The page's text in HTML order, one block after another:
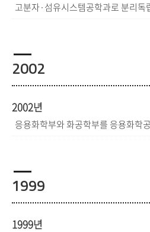
고분자·섬유시스템공학과로 분리독
2002
2002년
응용화학부와 화공학부를 응용화학
1999
1999년